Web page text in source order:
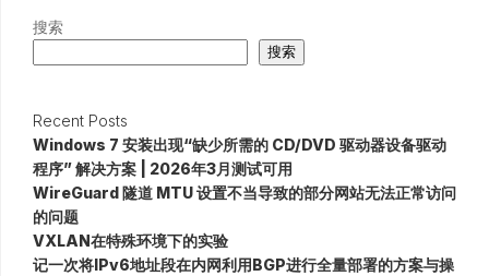
搜索
搜索
Recent Posts
Windows 7 安装出现“缺少所需的 CD/DVD 驱动器设备驱动
程序” 解决方案 | 2026年3月测试可用
WireGuard 隧道 MTU 设置不当导致的部分网站无法正常访问
的问题
VXLAN在特殊环境下的实验
记一次将IPv6地址段在内网利用BGP进行全量部署的方案与操